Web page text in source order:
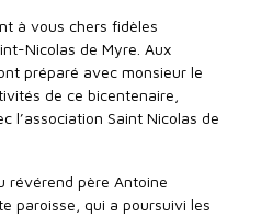
à vous chers fidèles
Nicolas de Myre. Aux
préparé avec monsieur le
de ce bicentenaire,
l’association Saint Nicolas de
révérend père Antoine
paroisse, qui a poursuivi les